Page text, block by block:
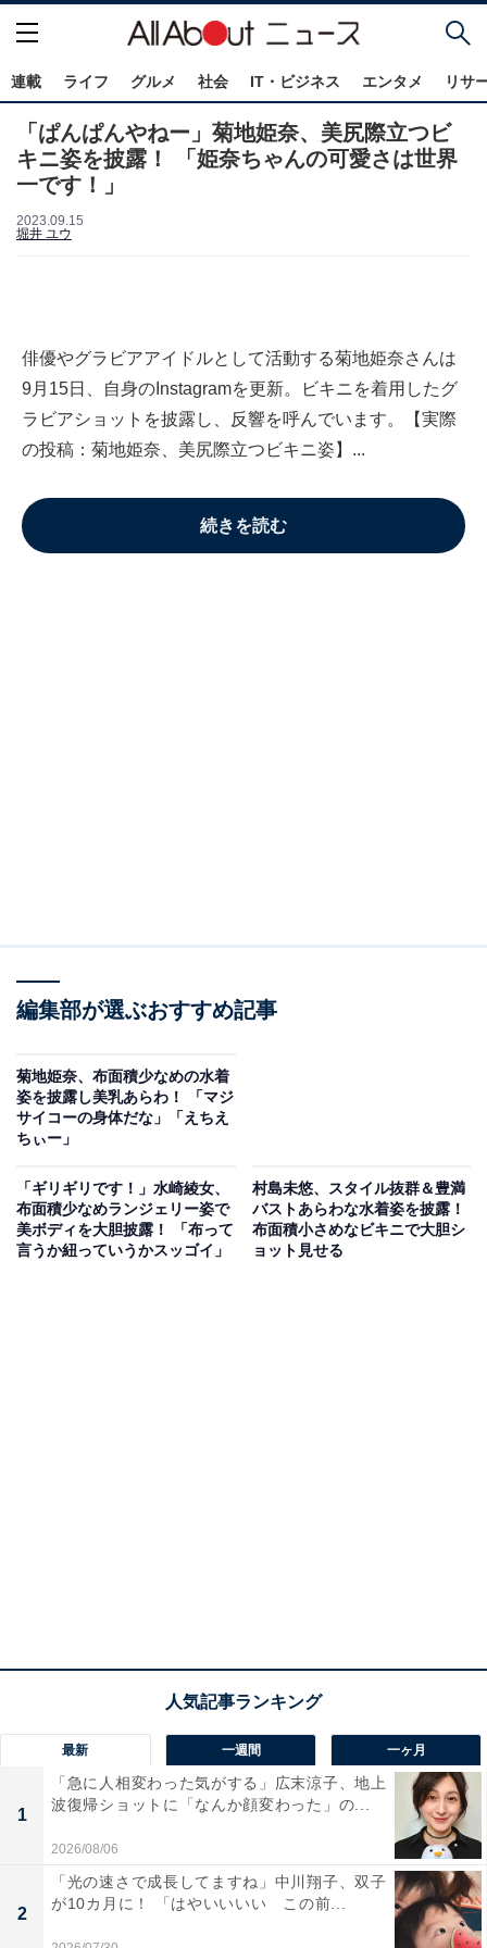
連載 ライフ グルメ 社会 IT・ビジネス エンタメ リサ
「ぱんぱんやねー」菊地姫奈、美尻際立つビ
キニ姿を披露！ 「姫奈ちゃんの可愛さは世界
一です！」
2023.09.15
堀井 ユウ
俳優やグラビアアイドルとして活動する菊地姫奈さんは
9月15日、自身のInstagramを更新。ビキニを着用したグ
ラビアショットを披露し、反響を呼んでいます。【実際
の投稿：菊地姫奈、美尻際立つビキニ姿】...
続きを読む
編集部が選ぶおすすめ記事
菊地姫奈、布面積少なめの水着
姿を披露し美乳あらわ！ 「マジ
サイコーの身体だな」「えちえ
ちぃー」
「ギリギリです！」水崎綾女、
布面積少なめランジェリー姿で
美ボディを大胆披露！ 「布って
言うか紐っていうかスッゴイ」
村島未悠、スタイル抜群＆豊満
バストあらわな水着姿を披露！
布面積小さめなビキニで大胆シ
ョット見せる
最新 一週間 一ヶ月
1
「急に人相変わった気がする」広末涼子、地上
波復帰ショットに「なんか顔変わった」の...
2026/08/06
2
「光の速さで成長してますね」中川翔子、双子
が10カ月に！ 「はやいいいい この前...